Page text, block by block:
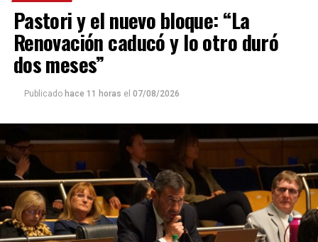
Pastori y el nuevo bloque: “La
Renovación caducó y lo otro duró
dos meses”
Publicado hace 11 horas el 07/08/2026